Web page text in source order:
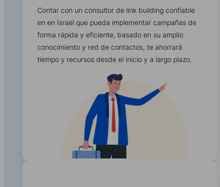
Contar con un consultor de link building confiable
en en Israel que pueda implementar campañas de
forma rápida y eficiente, basado en su amplio
conocimiento y red de contactos, te ahorrará
tiempo y recursos desde el inicio y a largo plazo.